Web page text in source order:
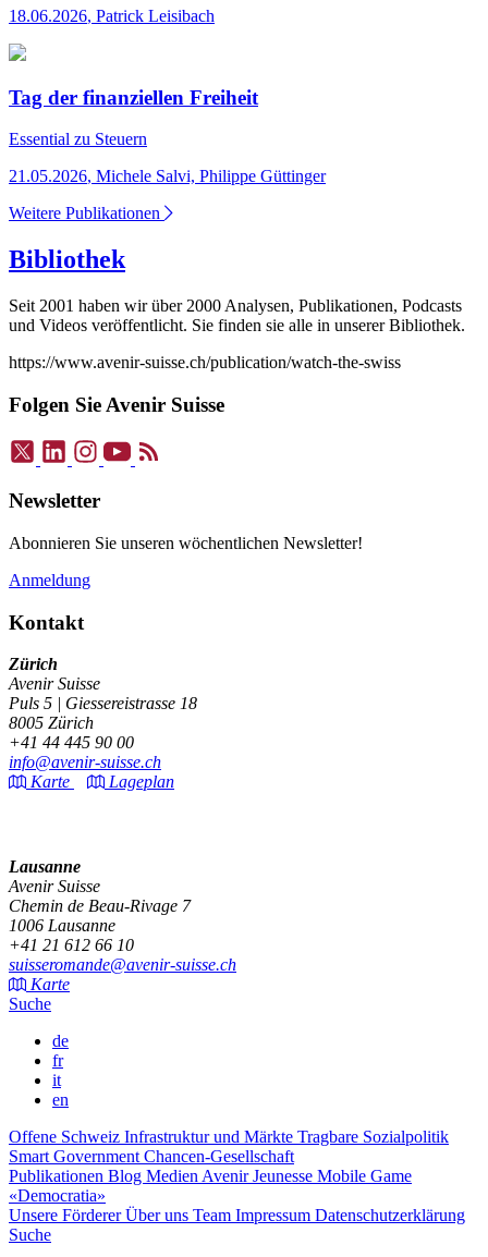
18.06.2026, Patrick Leisibach
Tag der finanziellen Freiheit
Essential zu Steuern
21.05.2026, Michele Salvi, Philippe Güttinger
Weitere Publikationen
Bibliothek
Seit 2001 haben wir über 2000 Analysen, Publikationen, Podcasts
und Videos veröffentlicht. Sie finden sie alle in unserer Bibliothek.
https://www.avenir-suisse.ch/publication/watch-the-swiss
Folgen Sie Avenir Suisse
Newsletter
Abonnieren Sie unseren wöchentlichen Newsletter!
Anmeldung
Kontakt
Zürich
Avenir Suisse
Puls 5 | Giessereistrasse 18
8005 Zürich
+41 44 445 90 00
info@avenir-suisse.ch
Karte
Lageplan
Lausanne
Avenir Suisse
Chemin de Beau-Rivage 7
1006 Lausanne
+41 21 612 66 10
suisseromande@avenir-suisse.ch
Karte
Suche
de
fr
it
en
Offene Schweiz Infrastruktur und Märkte Tragbare Sozialpolitik
Smart Government Chancen-Gesellschaft
Publikationen Blog Medien Avenir Jeunesse Mobile Game
«Democratia»
Unsere FördererÜber uns Team Impressum Datenschutzerklärung
Suche